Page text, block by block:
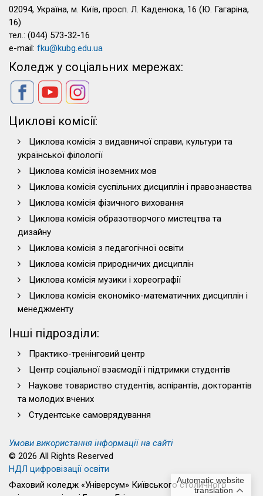
Automatic website
translation
02094, Україна, м. Київ, просп. Л. Каденюка, 16 (Ю. Гагаріна,
16)
тел.: (044) 573-32-16
e-mail: fku@kubg.edu.ua
Коледж у соціальних мережах:
Циклові комісії:
Циклова комісія з видавничої справи, культури та
української філології
Циклова комісія іноземних мов
Циклова комісія суспільних дисциплін і правознавства
Циклова комісія фізичного виховання
Циклова комісія образотворчого мистецтва та
дизайну
Циклова комісія з педагогічної освіти
Циклова комісія природничих дисциплін
Циклова комісія музики і хореографії
Циклова комісія економіко-математичних дисциплін і
менеджменту
Інші підрозділи:
Практико-тренінговий центр
Центр соціальної взаємодії і підтримки студентів
Наукове товариство студентів, аспірантів, докторантів
та молодих вчених
Студентське самоврядування
Умови використання інформації на сайті
© 2026 All Rights Reserved
НДЛ цифровізації освіти
Фаховий коледж «Універсум» Київського столичного